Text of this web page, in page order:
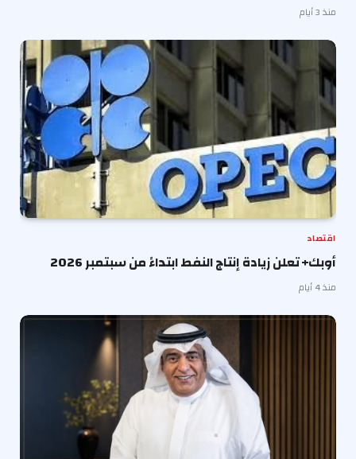
منذ 3 أيام
اقتصاد
أوبك+ تعلن زيادة إنتاج النفط ابتداءً من سبتمبر 2026
منذ 4 أيام